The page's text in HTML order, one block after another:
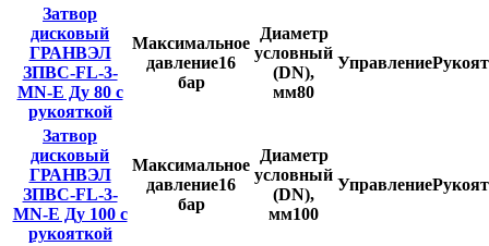
Затвор
дисковый
ГРАНВЭЛ
ЗПВС-FL-3-
MN-E Ду 80 с
рукояткой
Максимальное
давление16
бар
Диаметр
условный
(DN),
мм80
Управление
Затвор
дисковый
ГРАНВЭЛ
ЗПВС-FL-3-
MN-E Ду 100 с
рукояткой
Максимальное
давление16
бар
Диаметр
условный
(DN),
мм100
Управление